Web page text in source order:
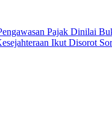
Pajak Dinilai
Ikut Disorot